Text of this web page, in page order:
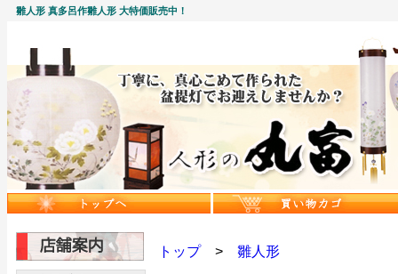
雛人形 真多呂作雛人形 大特価販売中！
トップ> 雛人形